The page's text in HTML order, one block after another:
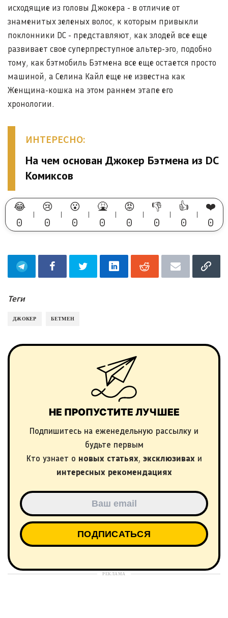
исходящие из головы Джокера - в отличие от
знаменитых зеленых волос, к которым привыкли
поклонники DC - представляют, как злодей все еще
развивает свое суперпреступное альтер-эго, подобно
тому, как бэтмобиль Бэтмена все еще остается просто
машиной, а Селина Кайл еще не известна как
Женщина-кошка на этом раннем этапе его
хронологии.
ИНТЕРЕСНО:
На чем основан Джокер Бэтмена из DC
Комиксов
😂
0
😢
0
😮
0
🤮
0
😡
0
👎
0
👍
0
❤️
0
Теги
ДЖОКЕР БЕТМЕН
НЕ ПРОПУСТИТЕ ЛУЧШЕЕ
Подпишитесь на еженедельную рассылку и
будьте первым
Кто узнает о новых статьях, эксклюзивах и
интересных рекомендациях
РЕКЛАМА